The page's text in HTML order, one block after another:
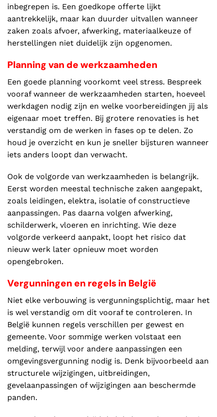
inbegrepen is. Een goedkope offerte lijkt
aantrekkelijk, maar kan duurder uitvallen wanneer
zaken zoals afvoer, afwerking, materiaalkeuze of
herstellingen niet duidelijk zijn opgenomen.
Planning van de werkzaamheden
Een goede planning voorkomt veel stress. Bespreek
vooraf wanneer de werkzaamheden starten, hoeveel
werkdagen nodig zijn en welke voorbereidingen jij als
eigenaar moet treffen. Bij grotere renovaties is het
verstandig om de werken in fases op te delen. Zo
houd je overzicht en kun je sneller bijsturen wanneer
iets anders loopt dan verwacht.
Ook de volgorde van werkzaamheden is belangrijk.
Eerst worden meestal technische zaken aangepakt,
zoals leidingen, elektra, isolatie of constructieve
aanpassingen. Pas daarna volgen afwerking,
schilderwerk, vloeren en inrichting. Wie deze
volgorde verkeerd aanpakt, loopt het risico dat
nieuw werk later opnieuw moet worden
opengebroken.
Vergunningen en regels in België
Niet elke verbouwing is vergunningsplichtig, maar het
is wel verstandig om dit vooraf te controleren. In
België kunnen regels verschillen per gewest en
gemeente. Voor sommige werken volstaat een
melding, terwijl voor andere aanpassingen een
omgevingsvergunning nodig is. Denk bijvoorbeeld aan
structurele wijzigingen, uitbreidingen,
gevelaanpassingen of wijzigingen aan beschermde
panden.